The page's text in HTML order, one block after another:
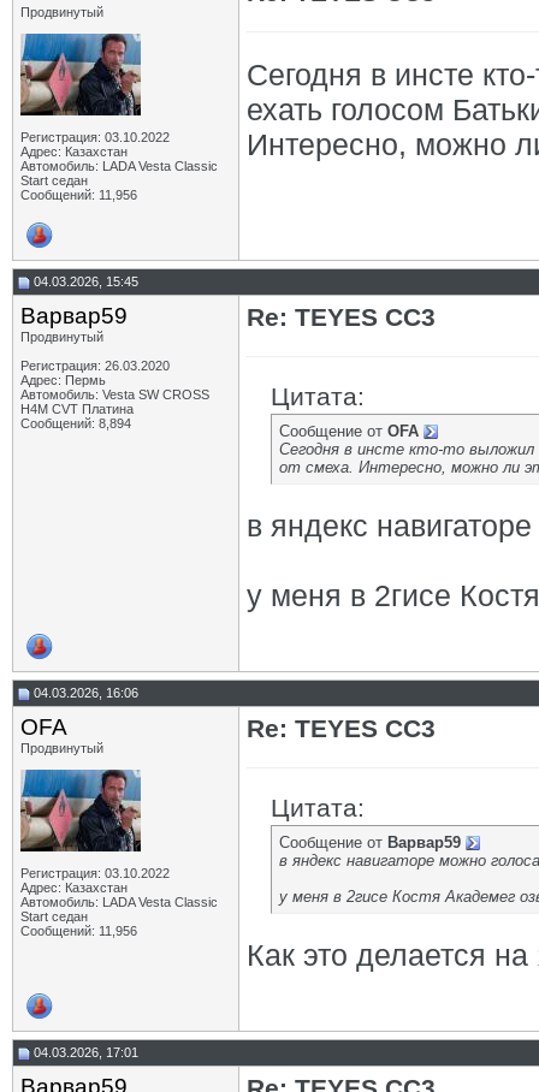
Продвинутый
Регистрация: 03.10.2022
Адрес: Казахстан
Автомобиль: LADA Vesta Classic
Start седан
Сообщений: 11,956
Сегодня в инсте
ехать голосом
Интересно, можно
04.03.2026, 15:45
Варвар59
Продвинутый
Регистрация: 26.03.2020
Адрес: Пермь
Автомобиль: Vesta SW CROSS
H4M CVT Платина
Сообщений: 8,894
Re: TEYES CC3
Цитата:
Сообщение от OFA
Сегодня в инсте кто-то выложил
от смеха. Интересно, можно ли
в яндекс
у меня в 2гисе
04.03.2026, 16:06
OFA
Продвинутый
Регистрация: 03.10.2022
Адрес: Казахстан
Автомобиль: LADA Vesta Classic
Start седан
Сообщений: 11,956
Re: TEYES CC3
Цитата:
Сообщение от Варвар59
в яндекс навигаторе можно
у меня в 2гисе Костя Академег
Как это делается
04.03.2026, 17:01
Варвар59